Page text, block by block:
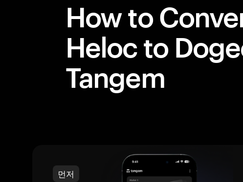
How to
Heloc to
Tangem
먼저